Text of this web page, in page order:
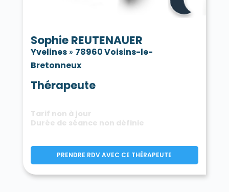
Sophie REUTENAUER
Yvelines» 78960 Voisins-le-
Bretonneux
Thérapeute
Tarif non à jour
Durée de séance non définie
PRENDRE RDV AVEC CE THÉRAPEUTE